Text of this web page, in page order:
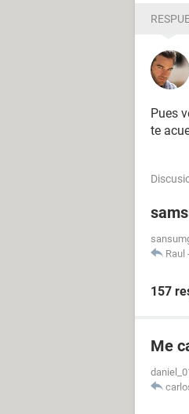
Pues
te
Raul
157
Me